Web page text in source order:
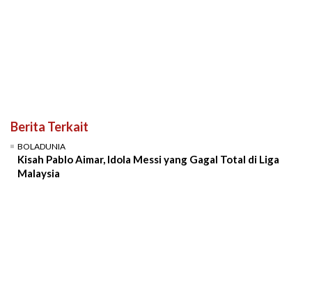
Berita Terkait
BOLADUNIA
Kisah Pablo Aimar, Idola Messi yang Gagal Total di Liga
Malaysia